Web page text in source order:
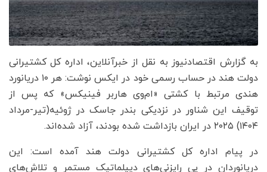
به گزارش اقتصادنیوز به نقل از خبرآنلاین، اداره کل کشتیرانی
دولت هند در حساب رسمی خود در ایکس نوشت: هر ۱۰ دریانورد
هندی مرتبط با کشتی «ام‌وی هاربر فینیکس» که پس از
توقیف این شناور در نزدیکی بندر جاسک در ژوئیه(تیر-مرداد
۱۴۰۴) ۲۰۲۵ در ایران بازداشت شده بودند، آزاد شده‌اند.
در پیام اداره کل کشتیرانی دولت هند آمده است: این
دریانوردان در پی رایزنی‌های دیپلماتیک مستمر و تلاش‌های